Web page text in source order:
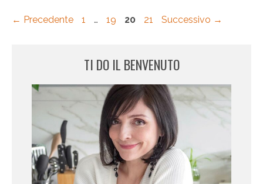
← Precedente Pagina
1 … Pagina
19 Pagina
20 Pagina
21 Successivo →
TI DO IL BENVENUTO